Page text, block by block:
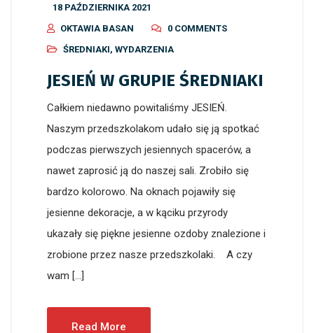
18 PAŹDZIERNIKA 2021
OKTAWIA BASAN
0 COMMENTS
ŚREDNIAKI, WYDARZENIA
JESIEŃ W GRUPIE ŚREDNIAKI
Całkiem niedawno powitaliśmy JESIEŃ.
Naszym przedszkolakom udało się ją spotkać
podczas pierwszych jesiennych spacerów, a
nawet zaprosić ją do naszej sali. Zrobiło się
bardzo kolorowo. Na oknach pojawiły się
jesienne dekoracje, a w kąciku przyrody
ukazały się piękne jesienne ozdoby znalezione i
zrobione przez nasze przedszkolaki. A czy
wam […]
Read More